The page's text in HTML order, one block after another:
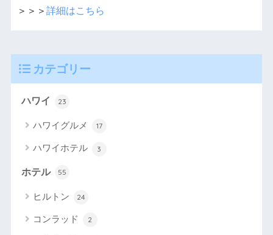
＞＞＞ 詳細はこちら
カテゴリー
ハワイ 23
ハワイグルメ 17
ハワイホテル 3
ホテル 55
ヒルトン 24
コンラッド 2